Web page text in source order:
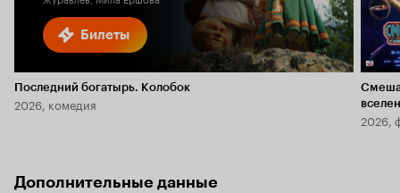
Билеты
Последний богатырь. Колобок
2026, комедия
2026,
Дополнительные данные